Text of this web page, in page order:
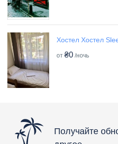
Хостел Хостел
от ₴0 /ночь
Получайте